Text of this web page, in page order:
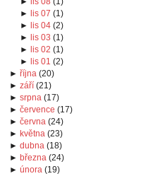
► lis 07 (1)
► lis 04(2)
► lis 03 (1)
► lis 02 (1)
► lis 01 (2)
►října (20)
►září (21)
►srpna (17)
►července (17)
►června (24)
► května (23)
►dubna (18)
► března (24)
►února (19)